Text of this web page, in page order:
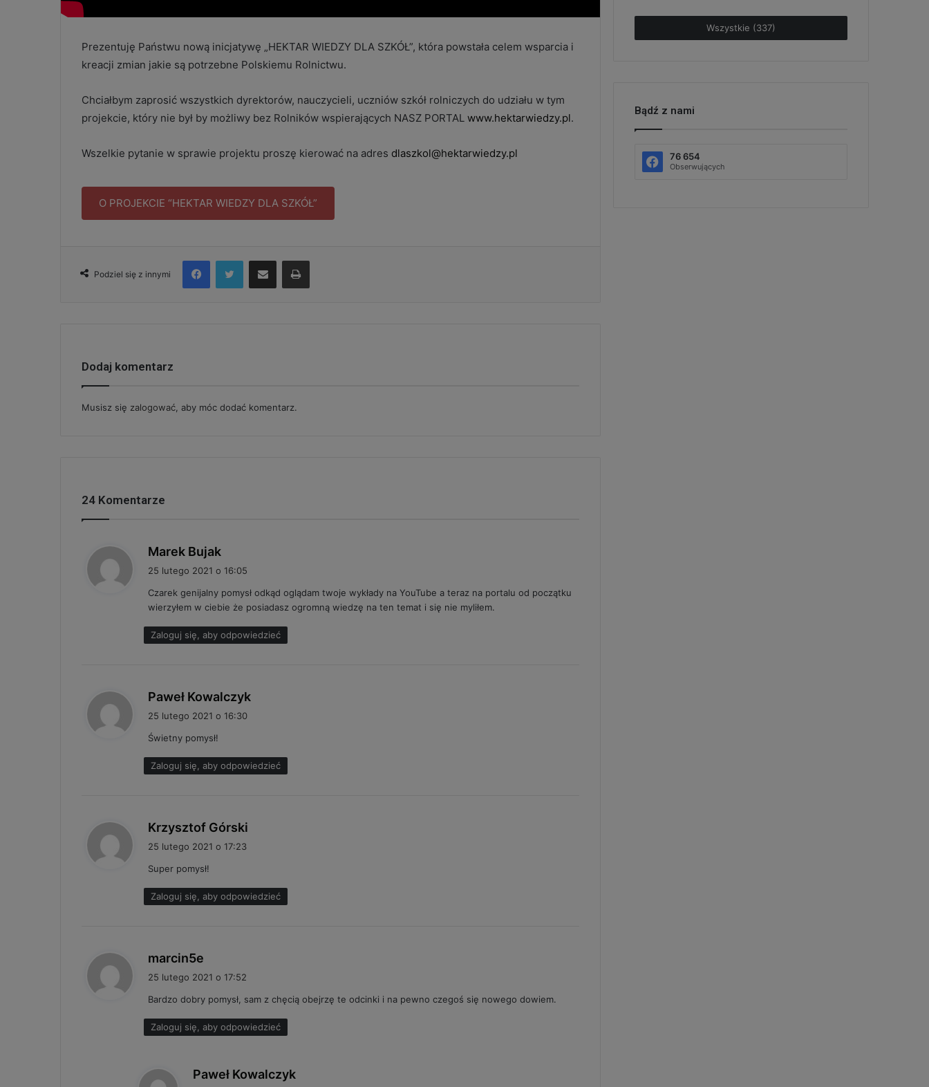
Prezentuję Państwu nową inicjatywę „HEKTAR WIEDZY DLA SZKÓŁ”, która powstała celem wsparcia i
kreacji zmian jakie są potrzebne Polskiemu Rolnictwu.
Chciałbym zaprosić wszystkich dyrektorów, nauczycieli, uczniów szkół rolniczych do udziału w tym
projekcie, który nie był by możliwy bez Rolników wspierających NASZ PORTAL www.hektarwiedzy.pl.
Wszelkie pytanie w sprawie projektu proszę kierować na adres dlaszkol@hektarwiedzy.pl
O PROJEKCIE “HEKTAR WIEDZY DLA SZKÓŁ”
Podziel się z innymi
FacebookTwitter Udostępnij via e-mail Drukuj
Dodaj komentarz
Musisz się zalogować , aby móc dodać komentarz.
24 Komentarze
Marek Bujak
z
e
:
25 lutego 2021 o 16:05
Czarek genijalny pomysł odkąd oglądam twoje wykłady na YouTube a teraz na portalu od początku
wierzyłem w ciebie że posiadasz ogromną wiedzę na ten temat i się nie myliłem.
Zaloguj się, aby odpowiedzieć
Paweł Kowalczyk
e
:
25 lutego 2021 o 16:30
Świetny pomysł!
Zaloguj się, aby odpowiedzieć
Krzysztof Górski
e
:
25 lutego 2021 o 17:23
Super pomysł!
Zaloguj się, aby odpowiedzieć
marcin5e
z
e
:
25 lutego 2021 o 17:52
Bardzo dobry pomysł, sam z chęcią obejrzę te odcinki i na pewno czegoś się nowego dowiem.
Zaloguj się, aby odpowiedzieć
Paweł Kowalczyk
Wszystkie (337)
Bądź z nami
76 654
Obserwujących